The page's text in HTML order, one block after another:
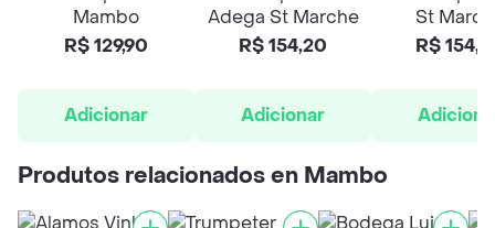
Mambo
R$ 129,90
Adicionar
Adega St Marche
R$ 154,20
Adicionar
St
R$
Produtos relacionados en Mambo